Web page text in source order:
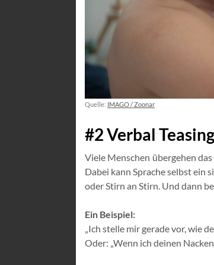
Quelle: IMAGO / Zoonar
#2 Verbal
Viele Menschen übergehen
Dabei kann Sprache selbst ein
oder Stirn an Stirn. Und dann
Ein Beispiel:
„Ich stelle mir gerade vor, wie
Oder: „Wenn ich deinen